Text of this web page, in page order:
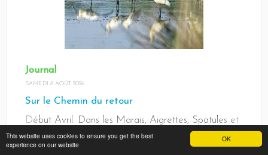
OK
This website uses cookies to ensure you get the best
experience on our website
Journal
SAMEDI 8 AOÛT 2026
Sur le Chemin du retour
Début Avril. Dans les Marais, Aigrettes, Spatules et
Canards font une halte pour quelques jours, sur le
Chemin du retour, avant de repartir vers le Nord....